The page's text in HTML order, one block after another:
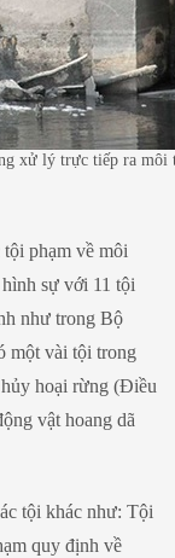
xử lý trực tiếp ra môi
tội phạm về môi
sự với 11 tội
như trong Bộ
một vài tội trong
hoại rừng (Điều
vật hoang dã
tội khác như: Tội
quy định về